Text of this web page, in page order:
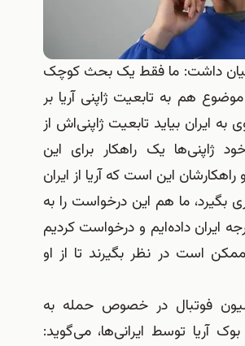
بیان داشت: ما فقط یک بحث کوچک
هم به تابعیت ژاپنی آریا بر
به ایران بیاید تابعیت ژاپنی‌اش از
ژاپنی‌ها یک راهکار برای این
این است که آریا از ایران
بگیرد، ما هم این درخواست را به
ایران داده‌ایم و درخواست کردیم
است در نظر بگیرند تا از او
فوتبال در خصوص حمله به
آریا توسط ایرانی‌ها، می‌گوید: